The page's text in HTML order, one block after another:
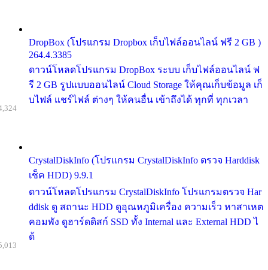
DropBox (โปรแกรม Dropbox เก็บไฟล์ออนไลน์ ฟรี 2 GB )
264.4.3385
ดาวน์โหลดโปรแกรม DropBox ระบบ เก็บไฟล์ออนไลน์ ฟ
รี 2 GB รูปแบบออนไลน์ Cloud Storage ให้คุณเก็บข้อมูล เก็
บไฟล์ แชร์ไฟล์ ต่างๆ ให้คนอื่น เข้าถึงได้ ทุกที่ ทุกเวลา
CrystalDiskInfo (โปรแกรม CrystalDiskInfo ตรวจ Harddisk
เช็ค HDD) 9.9.1
ดาวน์โหลดโปรแกรม CrystalDiskInfo โปรแกรมตรวจ Har
ddisk ดู สถานะ HDD ดูอุณหภูมิเครื่อง ความเร็ว หาสาเหต
คอมพัง ดูฮาร์ดดิสก์ SSD ทั้ง Internal และ External HDD ไ
ด้